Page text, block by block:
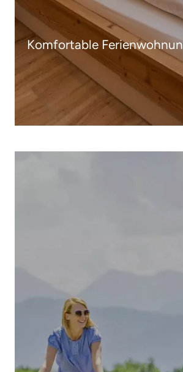
Komfortable